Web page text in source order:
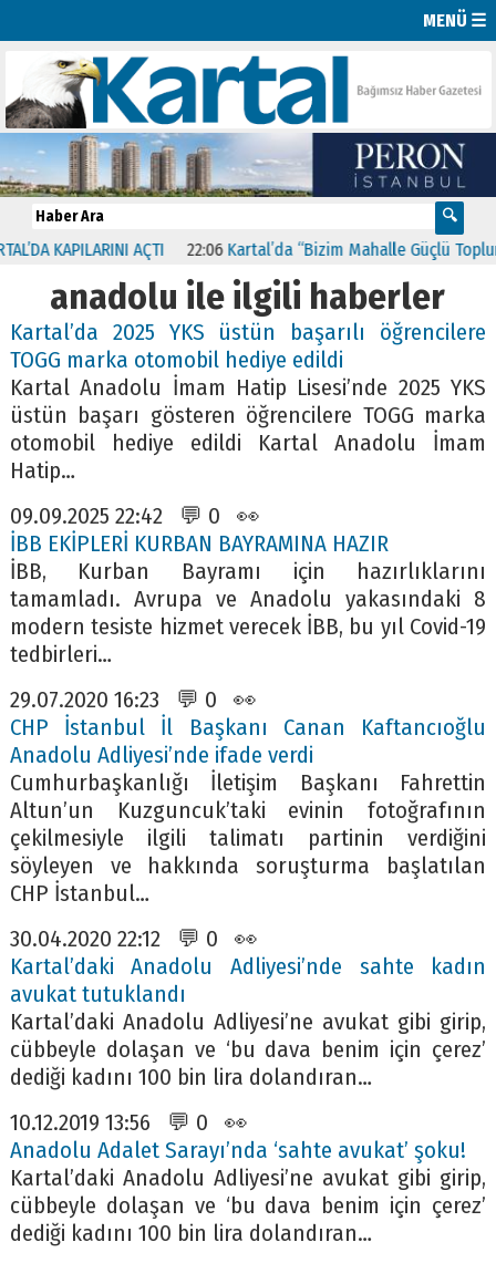
MENÜ ☰
AÇTI 22:06 Kartal’da “Bizim Mahalle Güçlü Toplum”
anadolu ile ilgili haberler
Kartal’da 2025 YKS üstün başarılı öğrencilere
TOGG marka otomobil hediye edildi
Kartal Anadolu İmam Hatip Lisesi’nde 2025 YKS
üstün başarı gösteren öğrencilere TOGG marka
otomobil hediye edildi Kartal Anadolu İmam
Hatip…
09.09.2025 22:42 💬 0 👀
İBB EKİPLERİ KURBAN BAYRAMINA HAZIR
İBB, Kurban Bayramı için hazırlıklarını
tamamladı. Avrupa ve Anadolu yakasındaki 8
modern tesiste hizmet verecek İBB, bu yıl Covid-19
tedbirleri…
29.07.2020 16:23 💬 0 👀
CHP İstanbul İl Başkanı Canan Kaftancıoğlu
Anadolu Adliyesi’nde ifade verdi
Cumhurbaşkanlığı İletişim Başkanı Fahrettin
Altun’un Kuzguncuk’taki evinin fotoğrafının
çekilmesiyle ilgili talimatı partinin verdiğini
söyleyen ve hakkında soruşturma başlatılan
CHP İstanbul…
30.04.2020 22:12 💬 0 👀
Kartal’daki Anadolu Adliyesi’nde sahte kadın
avukat tutuklandı
Kartal’daki Anadolu Adliyesi’ne avukat gibi girip,
cübbeyle dolaşan ve ‘bu dava benim için çerez’
dediği kadını 100 bin lira dolandıran…
10.12.2019 13:56 💬 0 👀
Anadolu Adalet Sarayı’nda ‘sahte avukat’ şoku!
Kartal’daki Anadolu Adliyesi’ne avukat gibi girip,
cübbeyle dolaşan ve ‘bu dava benim için çerez’
dediği kadını 100 bin lira dolandıran…